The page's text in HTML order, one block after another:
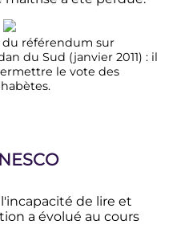
référendum sur
du Sud (janvier 2011) : il
le vote des
de lire et
a évolué au cours